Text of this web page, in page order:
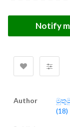
Notify
Author
(18)